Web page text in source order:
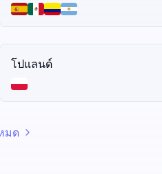
โปแลนด์
มด